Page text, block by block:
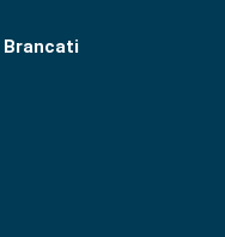
Brancati